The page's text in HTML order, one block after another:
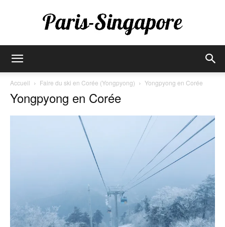
Singapore
Accueil Faire du ski en Corée (Yongpyong) Yongpyong en Corée
Yongpyong en Corée